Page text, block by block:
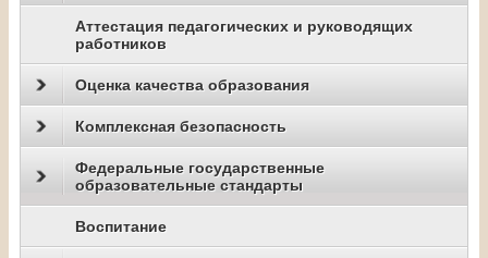
Аттестация педагогических и руководящих
работников
Оценка качества образования
Комплексная безопасность
Федеральные государственные
образовательные стандарты
Воспитание